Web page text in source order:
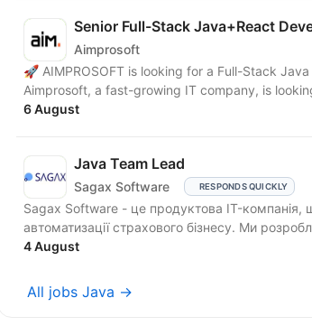
Senior Full-Stack Java+React
Aimprosoft
🚀 AIMPROSOFT is looking for a Full-Stack
Aimprosoft, a fast-growing IT company, is
6 August
Java Team Lead
Sagax Software RESPONDS QUICKLY
Sagax Software - це продуктова IT-компанія,
автоматизації страхового бізнесу. Ми
4 August
All jobs Java →